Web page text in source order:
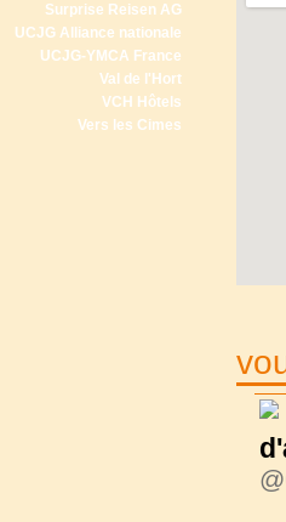
Surprise Reisen AG
UCJG Alliance nationale
UCJG-YMCA France
Val de l'Hort
VCH Hôtels
Vers les Cimes